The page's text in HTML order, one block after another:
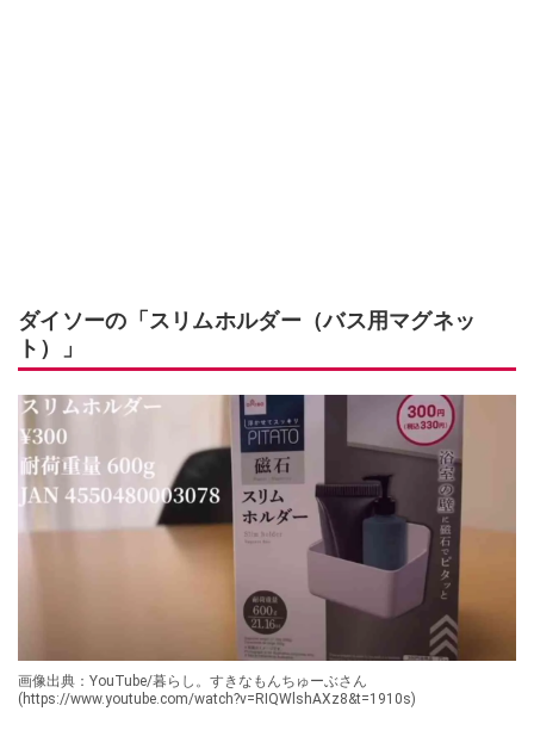
ダイソーの「スリムホルダー（バス用マグネッ
ト）」
画像出典：YouTube/暮らし。すきなもんちゅーぶさん
(https://www.youtube.com/watch?v=RIQWlshAXz8&t=1910s)